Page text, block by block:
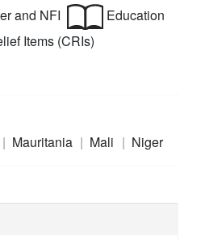
and NFI
Education
Items (CRIs)
Mauritania Mali Niger